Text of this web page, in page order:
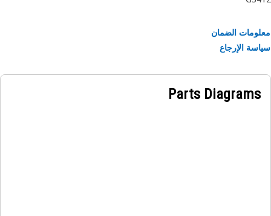
الضمان
الإرجاع
Parts Diagrams